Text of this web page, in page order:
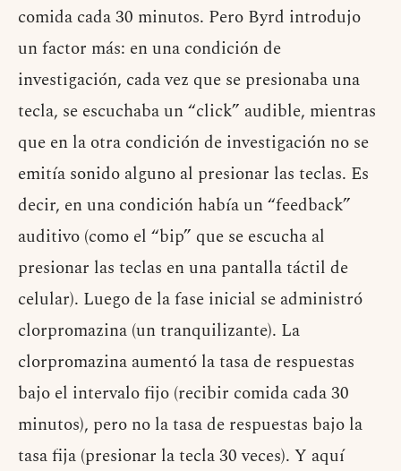
comida cada 30 minutos. Pero Byrd introdujo
un factor más: en una condición de
investigación, cada vez que se presionaba una
tecla, se escuchaba un “click” audible, mientras
que en la otra condición de investigación no se
emitía sonido alguno al presionar las teclas. Es
decir, en una condición había un “feedback”
auditivo (como el “bip” que se escucha al
presionar las teclas en una pantalla táctil de
celular). Luego de la fase inicial se administró
clorpromazina (un tranquilizante). La
clorpromazina aumentó la tasa de respuestas
bajo el intervalo fijo (recibir comida cada 30
minutos), pero no la tasa de respuestas bajo la
tasa fija (presionar la tecla 30 veces). Y aquí